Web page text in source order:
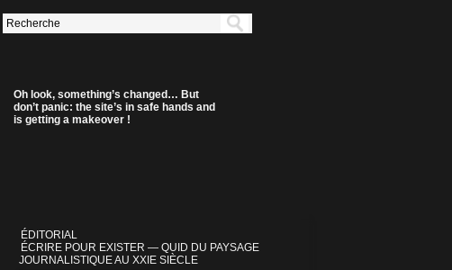
Oh look, something’s changed… But
don’t panic: the site’s in safe hands and
is getting a makeover !
ÉDITORIAL
ÉCRIRE POUR EXISTER — QUID DU PAYSAGE
JOURNALISTIQUE AU XXIE SIÈCLE